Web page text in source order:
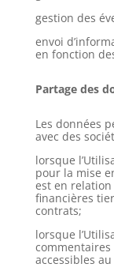
gestion des
envoi
en fonction
Partage des
Les données
avec des
lorsque
pour la mise
est en relation
financières
contrats;
lorsque
accessibles